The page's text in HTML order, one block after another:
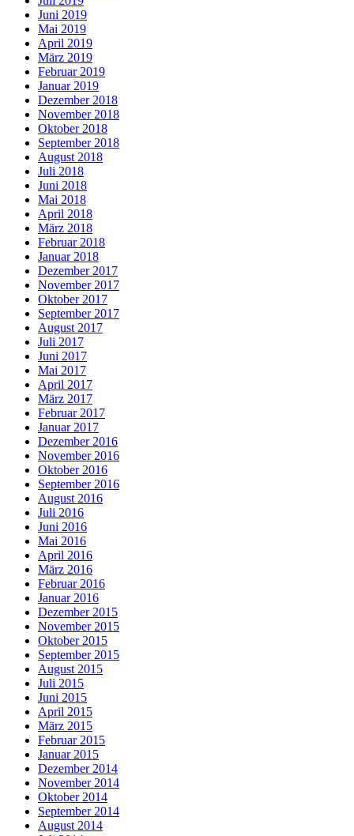
Juni 2019
Mai 2019
April 2019
März 2019
Februar 2019
Januar 2019
Dezember 2018
November 2018
Oktober 2018
September 2018
August 2018
Juli 2018
Juni 2018
Mai 2018
April 2018
März 2018
Februar 2018
Januar 2018
Dezember 2017
November 2017
Oktober 2017
September 2017
August 2017
Juli 2017
Juni 2017
Mai 2017
April 2017
März 2017
Februar 2017
Januar 2017
Dezember 2016
November 2016
Oktober 2016
September 2016
August 2016
Juli 2016
Juni 2016
Mai 2016
April 2016
März 2016
Februar 2016
Januar 2016
Dezember 2015
November 2015
Oktober 2015
September 2015
August 2015
Juli 2015
Juni 2015
April 2015
März 2015
Februar 2015
Januar 2015
Dezember 2014
November 2014
Oktober 2014
September 2014
August 2014